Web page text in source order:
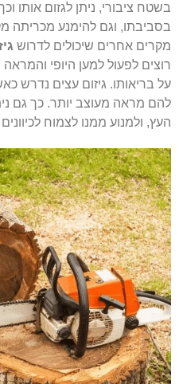
בשטח ציבורי, ניתן לגזום אותו
בסביבתו, וגם להימנע מכריתה
מקרים אחרים שיכולים לדרוש
רוצים לפעול למען היופי
על בריאותו. גיזום עצים נדרש
להם מראה מעוצב יותר. כך גם
העץ, ולמנוע ממנו לצמוח